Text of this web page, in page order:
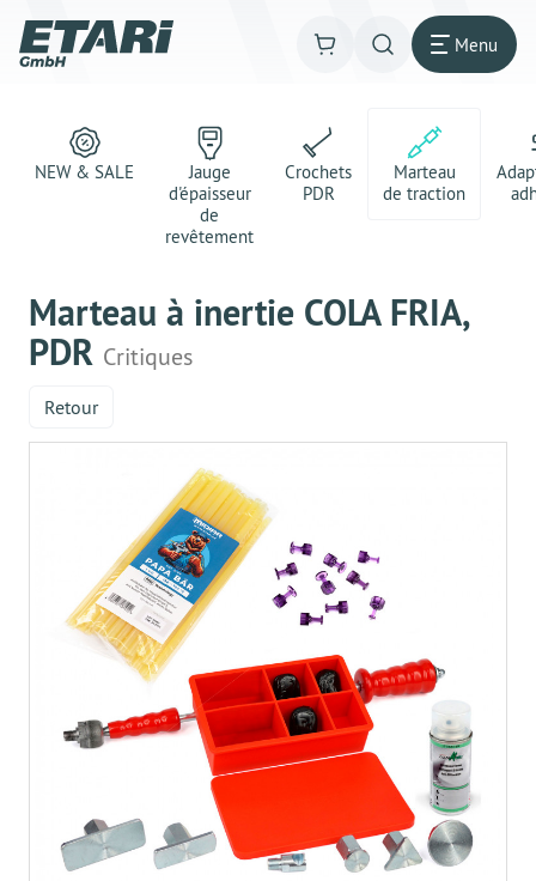
Menu
NEW & SALE
Jauge
d'épaisseur
de
revêtement
Crochets
PDR
Marteau
de traction
Marteau à inertie COLA FRIA,
PDR Critiques
Retour